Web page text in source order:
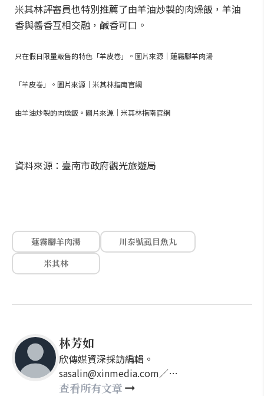
米其林評審員也特別推薦了由羊油炒製的肉燥飯，羊油
香與醬香互相交融，鹹香可口。
只在假日限量販售的特色「羊皮卷」。圖片來源｜蓮霧腳羊肉湯
「羊皮卷」。圖片來源｜米其林指南官網
由羊油炒製的肉燥飯。圖片來源｜米其林指南官網
資料來源：臺南市政府觀光旅遊局
蓮霧腳羊肉湯
川泰號虱目魚丸
米其林
林芳如
欣傳媒資深採訪編輯。
sasalin@xinmedia.com／
happy21917@gmail.com
查看所有文章